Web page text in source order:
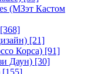
(МЗэт Кастом
[368]
[21]
Корса) [91]
Даун) [30]